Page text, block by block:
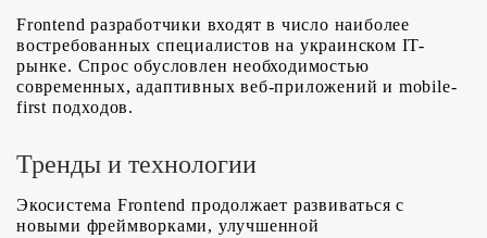
Frontend разработчики входят в число наиболее
востребованных специалистов на украинском IT-
рынке. Спрос обусловлен необходимостью
современных, адаптивных веб-приложений и mobile-
first подходов.
Тренды и технологии
Экосистема Frontend продолжает развиваться с
новыми фреймворками, улучшенной